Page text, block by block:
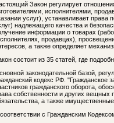
Закон регулирует
исполнителями,
услуг), устанавливает права
надлежащего качества и
информации о товарах
продавцах),
а также определяет
состоит из 35 статей, где
законодательной базой,
кодекс РФ. "Гражданское
гражданского оборота,
собственности и других вещных
а также
с Гражданским